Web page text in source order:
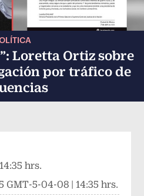
Loretta Ortiz sobre
por tráfico de
mediante Email
mediante Facebook
actual mediante Twitter
artículo actual mediante
hrs.
GMT-5-04-08 | 14:35 hrs.